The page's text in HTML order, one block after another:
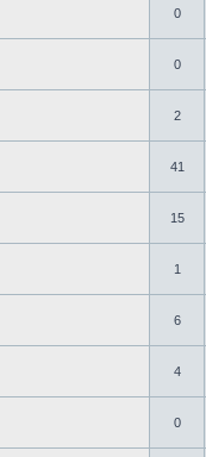
0
0
2
41
15
1
6
4
0